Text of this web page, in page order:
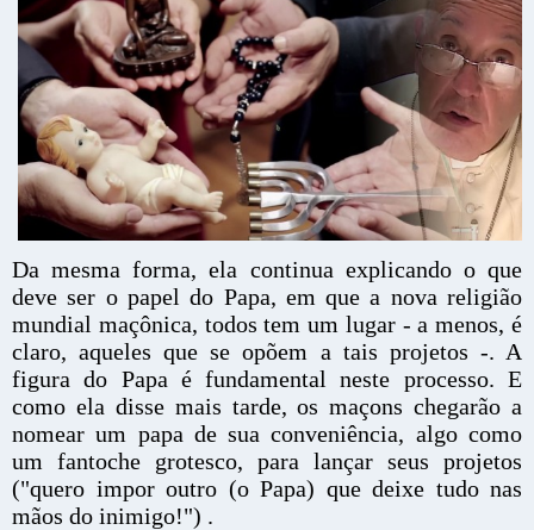
Da mesma forma, ela continua explicando o que
deve ser o papel do Papa, em que a nova religião
mundial maçônica, todos tem um lugar - a menos, é
claro, aqueles que se opõem a tais projetos -. A
figura do Papa é fundamental neste processo. E
como ela disse mais tarde, os maçons chegarão a
nomear um papa de sua conveniência, algo como
um fantoche grotesco, para lançar seus projetos
("quero impor outro (o Papa) que deixe tudo nas
mãos do inimigo!") .